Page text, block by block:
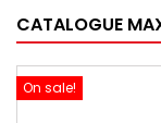
CATALOGUE
On sale!